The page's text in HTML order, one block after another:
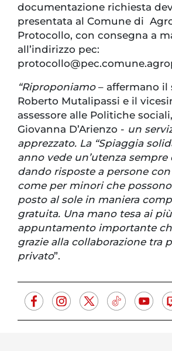
documentazione richiesta
presentata al Comune di
Protocollo, con consegna a
all’indirizzo pec:
“Riproponiamo– affermano il
Roberto Mutalipassi e il
assessore alle Politiche
Giovanna D’Arienzo - un
apprezzato. La “Spiaggia
anno vede un’utenza sempre
dando risposte a persone
come per minori che
posto al sole in maniera
gratuita. Una mano tesa ai
appuntamento importante
grazie alla collaborazione tra
privato”.